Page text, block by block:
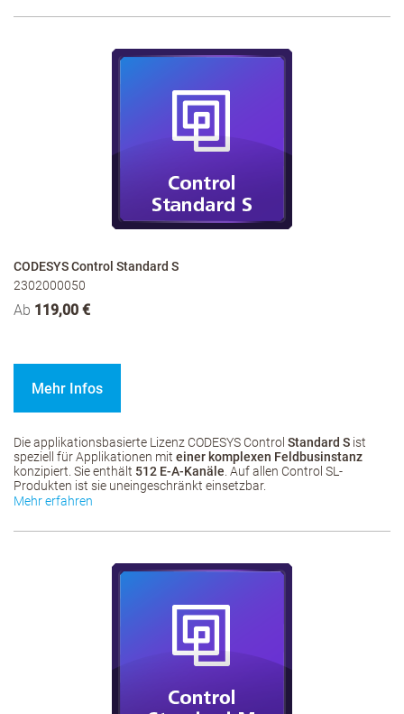
CODESYS Control Standard S
2302000050
Ab 119,00 €
Mehr Infos
Die applikationsbasierte Lizenz CODESYS Control Standard S ist
speziell für Applikationen mit einer komplexen Feldbusinstanz
konzipiert. Sie enthält 512 E-A-Kanäle . Auf allen Control SL-
Produkten ist sie uneingeschränkt einsetzbar.
Mehr erfahren